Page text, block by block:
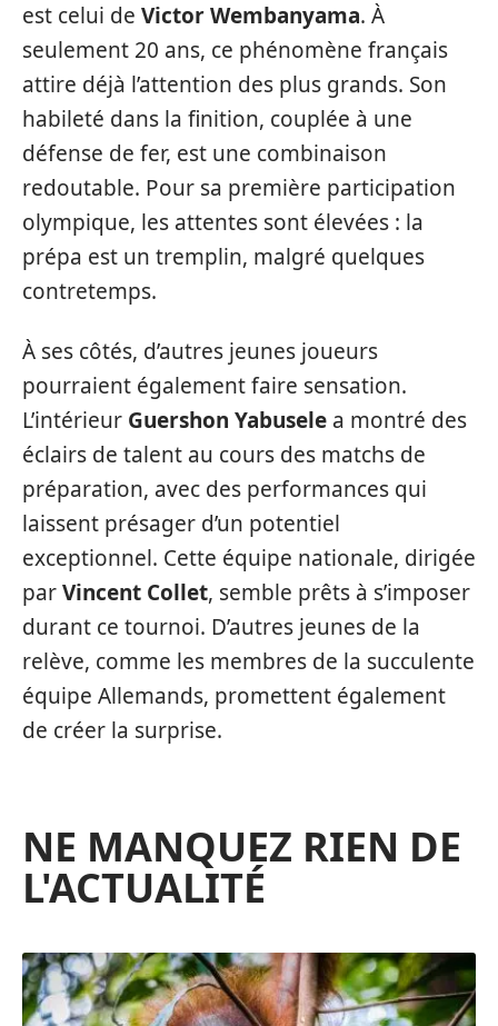
est celui de Victor Wembanyama. À
seulement 20 ans, ce phénomène français
attire déjà l’attention des plus grands. Son
habileté dans la finition, couplée à une
défense de fer, est une combinaison
redoutable. Pour sa première participation
olympique, les attentes sont élevées : la
prépa est un tremplin, malgré quelques
contretemps.
À ses côtés, d’autres jeunes joueurs
pourraient également faire sensation.
L’intérieur Guershon Yabusele a montré des
éclairs de talent au cours des matchs de
préparation, avec des performances qui
laissent présager d’un potentiel
exceptionnel. Cette équipe nationale, dirigée
parVincent Collet, semble prêts à s’imposer
durant ce tournoi. D’autres jeunes de la
relève, comme les membres de la succulente
équipe Allemands, promettent également
de créer la surprise.
NE MANQUEZ RIEN DE
L'ACTUALITÉ